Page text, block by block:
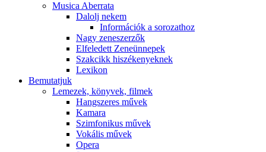
Musica Aberrata
Dalolj nekem
Információk a sorozathoz
Nagy zeneszerzők
Elfeledett Zeneünnepek
Szakcikk hiszékenyeknek
Lexikon
Bemutatjuk
Lemezek, könyvek, filmek
Hangszeres művek
Kamara
Szimfonikus művek
Vokális művek
Opera